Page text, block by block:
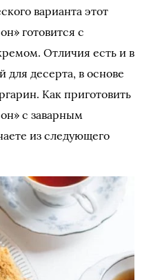
варианта этот
готовится с
Отличия есть и в
для десерта, в основе
Как приготовить
с заварным
из следующего